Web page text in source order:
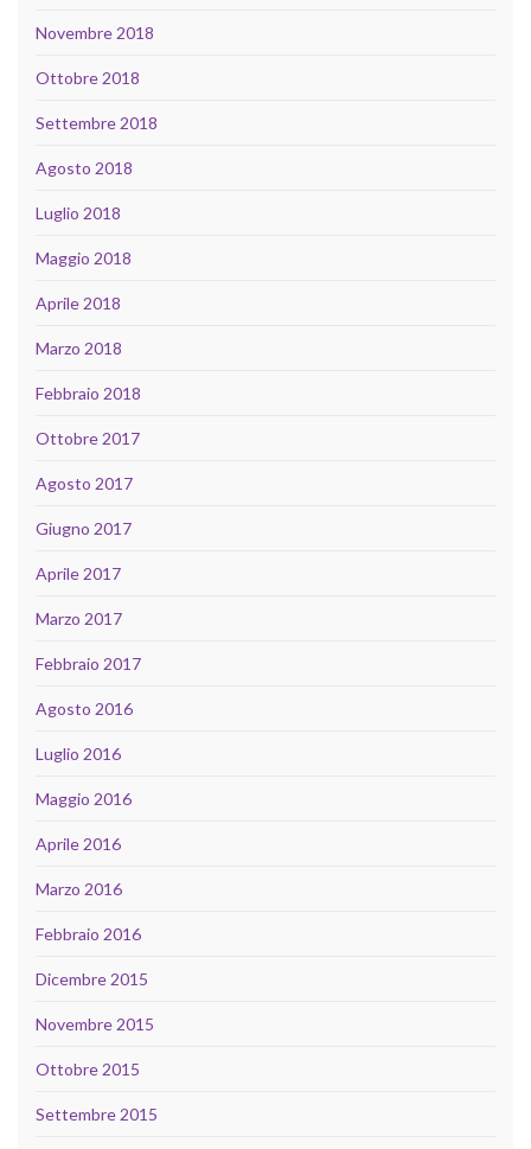
Novembre 2018
Ottobre 2018
Settembre 2018
Agosto 2018
Luglio 2018
Maggio 2018
Aprile 2018
Marzo 2018
Febbraio 2018
Ottobre 2017
Agosto 2017
Giugno 2017
Aprile 2017
Marzo 2017
Febbraio 2017
Agosto 2016
Luglio 2016
Maggio 2016
Aprile 2016
Marzo 2016
Febbraio 2016
Dicembre 2015
Novembre 2015
Ottobre 2015
Settembre 2015